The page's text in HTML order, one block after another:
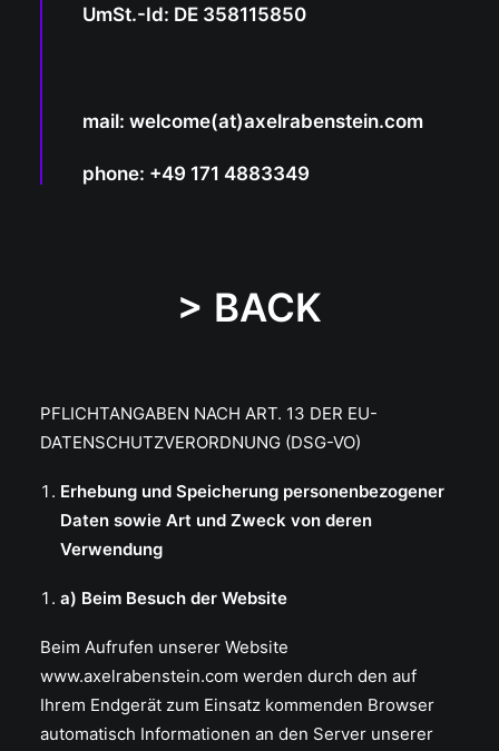
UmSt.-Id: DE 358115850
mail: welcome(at)axelrabenstein.com
phone: +49 171 4883349
> BACK
PFLICHTANGABEN NACH ART. 13 DER EU-
DATENSCHUTZVERORDNUNG (DSG-VO)
Erhebung und Speicherung personenbezogener
Daten sowie Art und Zweck von deren
Verwendung
a) Beim Besuch der Website
Beim Aufrufen unserer Website
www.axelrabenstein.com werden durch den auf
Ihrem Endgerät zum Einsatz kommenden Browser
automatisch Informationen an den Server unserer